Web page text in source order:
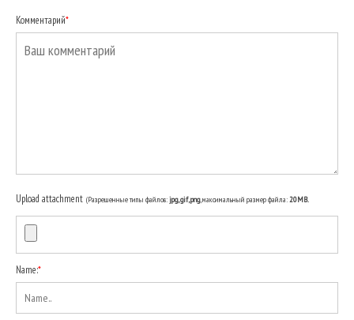
Комментарий*
Upload attachment (Разрешенные типы файлов:jpg, gif, png, максимальный размер файла:20MB.
Name:*